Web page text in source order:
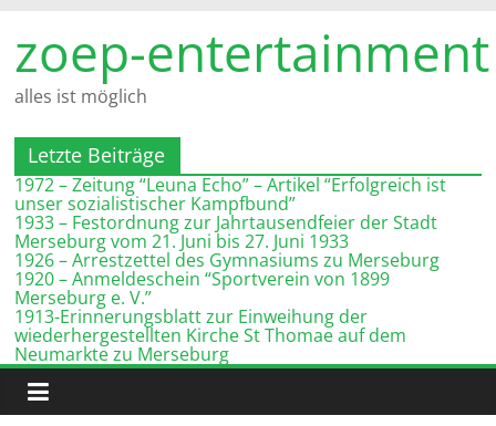
Inhalt
springen
zoep-entertainment
alles ist möglich
Letzte Beiträge
1972 – Zeitung “Leuna Echo” – Artikel “Erfolgreich ist
unser sozialistischer Kampfbund”
1933 – Festordnung zur Jahrtausendfeier der Stadt
Merseburg vom 21. Juni bis 27. Juni 1933
1926 – Arrestzettel des Gymnasiums zu Merseburg
1920 – Anmeldeschein “Sportverein von 1899
Merseburg e. V.”
1913-Erinnerungsblatt zur Einweihung der
wiederhergestellten Kirche St Thomae auf dem
Neumarkte zu Merseburg